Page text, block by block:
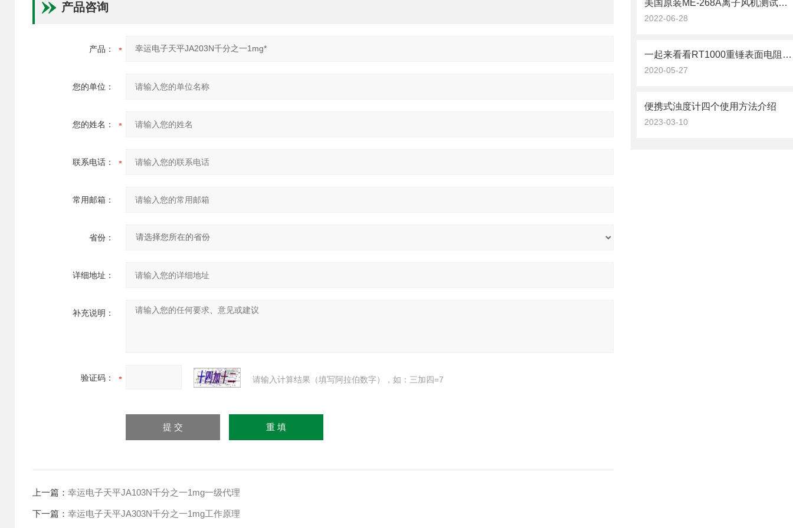
美国原装ME-268A离子风机测试仪是一台怎么样的仪器？那就来看看吧
2022-06-28
一起来看看RT1000重锤表面电阻测试仪的使用方法
2020-05-27
便携式浊度计四个使用方法介绍
2023-03-10
产品咨询
产品：
您的单位：
您的姓名：
联系电话：
常用邮箱：
省份：
详细地址：
补充说明：
验证码： 请输入计算结果（填写阿拉伯数字），如：三加四=7
上一篇： 幸运电子天平JA103N千分之一1mg一级代理
下一篇： 幸运电子天平JA303N千分之一1mg工作原理